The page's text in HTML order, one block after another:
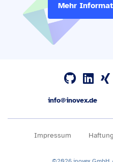
Mehr
info@inovex.de
Impressum